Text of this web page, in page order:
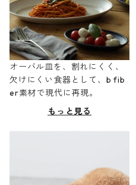
オーバル皿を、割れにくく、
欠けにくい食器として、b fib
er素材で現代に再現。
もっと見る